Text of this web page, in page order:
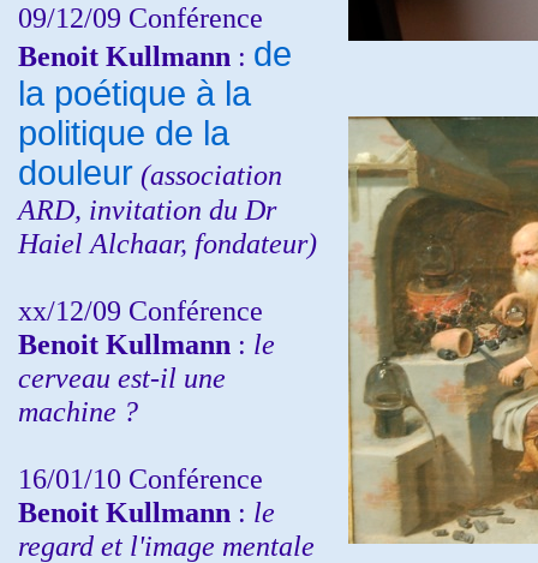
09/12/09 Conférence
Benoit Kullmann : de
la poétique à la
politique de la
douleur (association
ARD, invitation du Dr
Haiel Alchaar, fondateur)
xx/12/09 Conférence
Benoit Kullmann : le
cerveau est-il une
machine ?
16/01/10 Conférence
Benoit Kullmann : le
regard et l'image mentale